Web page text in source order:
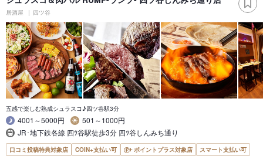
居酒屋 四ツ谷
五感で楽しむ熟成シュラスコ♪四ツ谷駅3分
4001～5000円
501～1000円
JR･地下鉄各線 四ﾂ谷駅徒歩3分 四ﾂ谷しんみち通り
口コミ投稿特典対象店 COIN+支払い可 ポイントプラス対象店
スマート支払い可